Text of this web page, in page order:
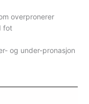
overpronerer
fot
og under-pronasjon